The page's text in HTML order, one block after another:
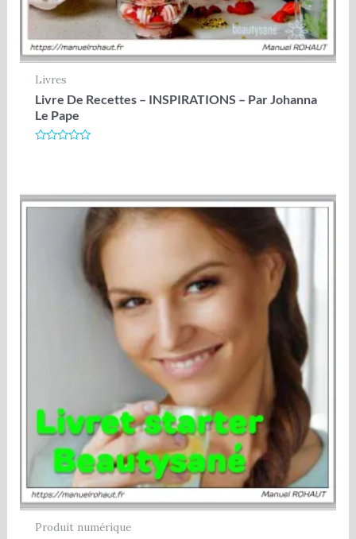
Livres
Livre De Recettes – INSPIRATIONS – Par Johanna
Le Pape
Produit numérique